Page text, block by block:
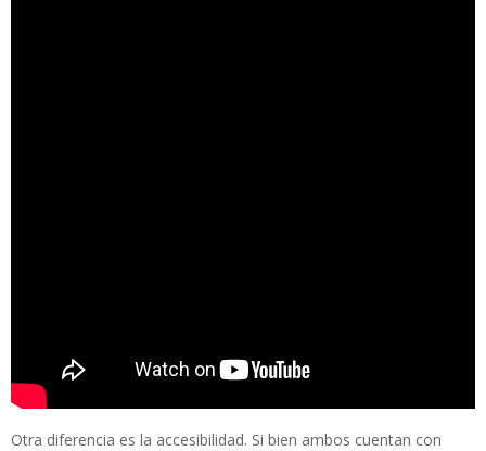
Otra diferencia es la accesibilidad. Si bien ambos cuentan con